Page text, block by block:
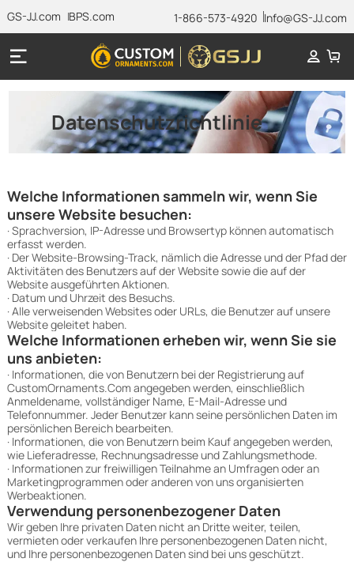
GS-JJ.com BPS.com 1-866-573-4920 Info@GS-JJ.com
Datenschutzrichtlinie
Welche Informationen sammeln wir, wenn Sie
unsere Website besuchen:
· Sprachversion, IP-Adresse und Browsertyp können automatisch
erfasst werden.
· Der Website-Browsing-Track, nämlich die Adresse und der Pfad der
Aktivitäten des Benutzers auf der Website sowie die auf der
Website ausgeführten Aktionen.
· Datum und Uhrzeit des Besuchs.
· Alle verweisenden Websites oder URLs, die Benutzer auf unsere
Website geleitet haben.
Welche Informationen erheben wir, wenn Sie sie
uns anbieten:
· Informationen, die von Benutzern bei der Registrierung auf
CustomOrnaments.Com angegeben werden, einschließlich
Anmeldename, vollständiger Name, E-Mail-Adresse und
Telefonnummer. Jeder Benutzer kann seine persönlichen Daten im
persönlichen Bereich bearbeiten.
· Informationen, die von Benutzern beim Kauf angegeben werden,
wie Lieferadresse, Rechnungsadresse und Zahlungsmethode.
· Informationen zur freiwilligen Teilnahme an Umfragen oder an
Marketingprogrammen oder anderen von uns organisierten
Werbeaktionen.
Verwendung personenbezogener Daten
Wir geben Ihre privaten Daten nicht an Dritte weiter, teilen,
vermieten oder verkaufen Ihre personenbezogenen Daten nicht,
und Ihre personenbezogenen Daten sind bei uns geschützt.